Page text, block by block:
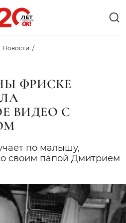
Новости
ФРИСКЕ
ВИДЕО С
по малышу,
своим папой Дмитрием